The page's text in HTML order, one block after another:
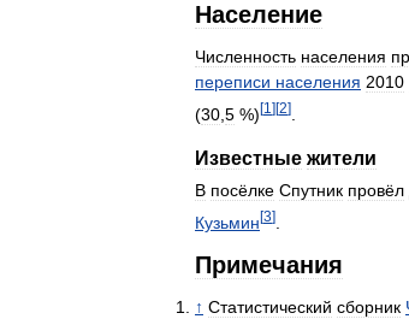
Население
Численность населения
переписи населения 2010
(30 5 %)[1 ][2]
Известные жители
В посёлке Спутник провёл
Кузьмин[3]
Примечания
↑ Статистический сборник